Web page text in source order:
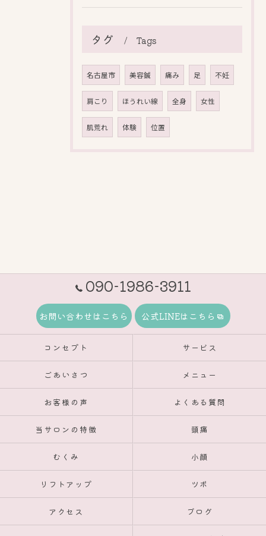
タグ Tags
名古屋市 美容鍼 痛み 足 不妊
肩こり ほうれい線 全身 女性
肌荒れ 体験 位置
090-1986-3911
お問い合わせはこちら 公式LINEはこちら
コンセプト サービス
ごあいさつ メニュー
お客様の声 よくある質問
当サロンの特徴 頭痛
むくみ 小顔
リフトアップ ツボ
アクセス ブログ